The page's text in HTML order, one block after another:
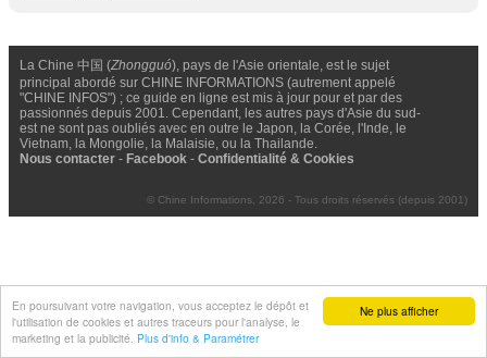
Ne plus afficher
En poursuivant votre navigation, vous acceptez le dépôt et
l'utilisation de cookies et autres traceurs pour l'analyse, le
marketing et la publicité. Plus d'info & Paramétrer
La Chine 中国 (Zhongguó), pays de l'Asie orientale, est le sujet
principal abordé sur CHINE INFORMATIONS (autrement appelé
"CHINE INFOS") ; ce guide en ligne est mis à jour pour et par des
passionnés depuis 2001. Cependant, les autres pays d'Asie du sud-
est ne sont pas oubliés avec en outre le Japon, la Corée, l'Inde, le
Vietnam, la Mongolie, la Malaisie, ou la Thailande.
Nous contacter - Facebook - Confidentialité & Cookies
© Chine Informations, 2026 - Tous droits réservés (depuis 2001)